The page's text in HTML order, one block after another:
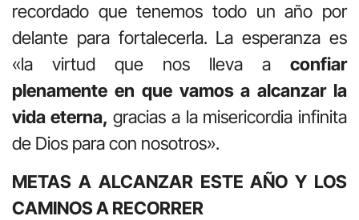
recordado que tenemos todo un año por
delante para fortalecerla. La esperanza es
«la virtud que nos lleva a confiar
plenamente en que vamos a alcanzar la
vida eterna, gracias a la misericordia infinita
de Dios para con nosotros».
METAS A ALCANZAR ESTE AÑO Y LOS
CAMINOS A RECORRER